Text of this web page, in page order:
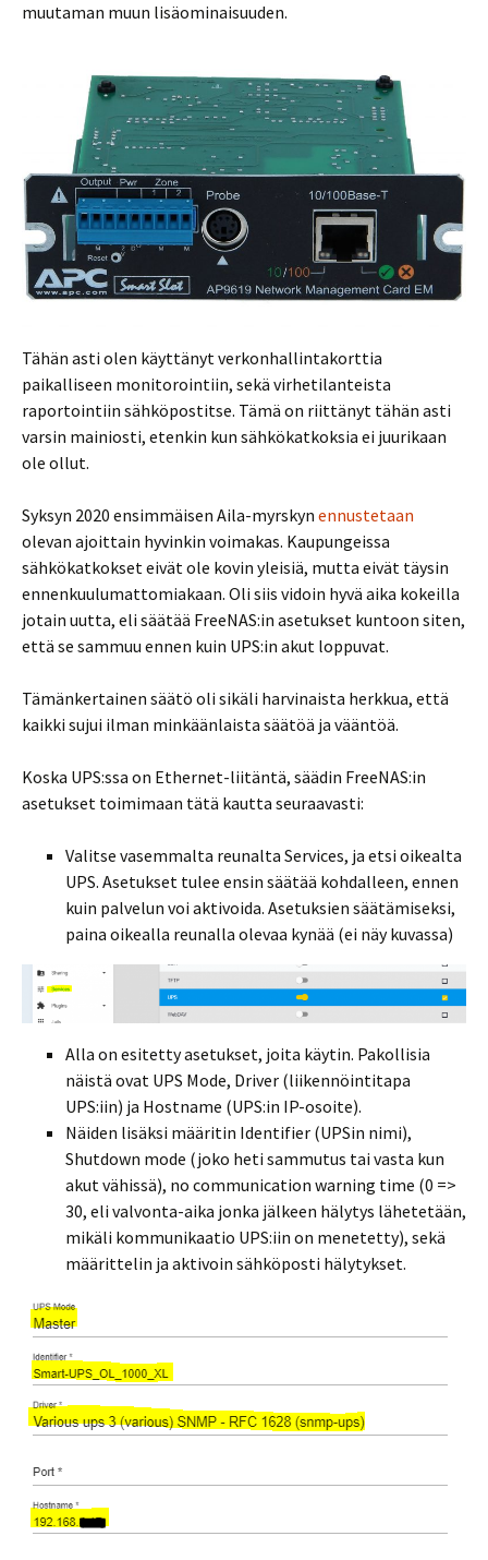
muutaman muun lisäominaisuuden.
Tähän asti olen käyttänyt verkonhallintakorttia
paikalliseen monitorointiin, sekä virhetilanteista
raportointiin sähköpostitse. Tämä on riittänyt tähän asti
varsin mainiosti, etenkin kun sähkökatkoksia ei juurikaan
ole ollut.
Syksyn 2020 ensimmäisen Aila-myrskyn ennustetaan
olevan ajoittain hyvinkin voimakas. Kaupungeissa
sähkökatkokset eivät ole kovin yleisiä, mutta eivät täysin
ennenkuulumattomiakaan. Oli siis vidoin hyvä aika kokeilla
jotain uutta, eli säätää FreeNAS:in asetukset kuntoon siten,
että se sammuu ennen kuin UPS:in akut loppuvat.
Tämänkertainen säätö oli sikäli harvinaista herkkua, että
kaikki sujui ilman minkäänlaista säätöä ja vääntöä.
Koska UPS:ssa on Ethernet-liitäntä, säädin FreeNAS:in
asetukset toimimaan tätä kautta seuraavasti:
Valitse vasemmalta reunalta Services, ja etsi oikealta
UPS. Asetukset tulee ensin säätää kohdalleen, ennen
kuin palvelun voi aktivoida. Asetuksien säätämiseksi,
paina oikealla reunalla olevaa kynää (ei näy kuvassa)
Alla on esitetty asetukset, joita käytin. Pakollisia
näistä ovat UPS Mode, Driver (liikennöintitapa
UPS:iin) ja Hostname (UPS:in IP-osoite).
Näiden lisäksi määritin Identifier (UPSin nimi),
Shutdown mode (joko heti sammutus tai vasta kun
akut vähissä), no communication warning time (0 =>
30, eli valvonta-aika jonka jälkeen hälytys lähetetään,
mikäli kommunikaatio UPS:iin on menetetty), sekä
määrittelin ja aktivoin sähköposti hälytykset.